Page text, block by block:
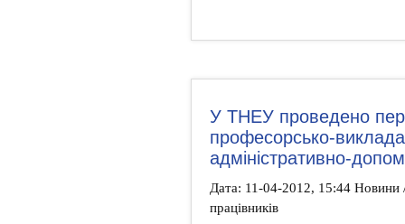
У ТНЕУ проведено
професорсько-
адміністративно-
Дата: 11-04-2012, 15:44 Новини
працівників